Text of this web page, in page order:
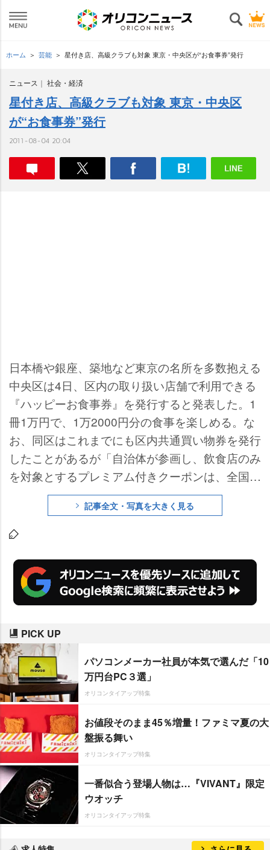
ホーム 芸能 星付き店、高級クラブも対象 東京・中央区が“お食事券”発行
ニュース 社会・経済
星付き店、高級クラブも対象 東京・中央区
が“お食事券”発行
2011-08-04 20:04
日本橋や銀座、築地など東京の名所を多数抱える
中央区は4日、区内の取り扱い店舗で利用できる
『ハッピーお食事券』を発行すると発表した。1
冊1万円で、1万2000円分の食事を楽しめる。な
お、同区はこれまでにも区内共通買い物券を発行
したことがあるが「自治体が参画し、飲食店のみ
を対象とするプレミアム付きクーポンは、全国的
に大変珍しいもの」という。
記事全文・写真を大きく見る
PICK UP
パソコンメーカー社員が本気で選んだ「10
万円台PC３選」
オリコンタイアップ特集
お値段そのまま45％増量！ファミマ夏の大
盤振る舞い
オリコンタイアップ特集
一番似合う登場人物は…『VIVANT』限定
ウオッチ
オリコンタイアップ特集